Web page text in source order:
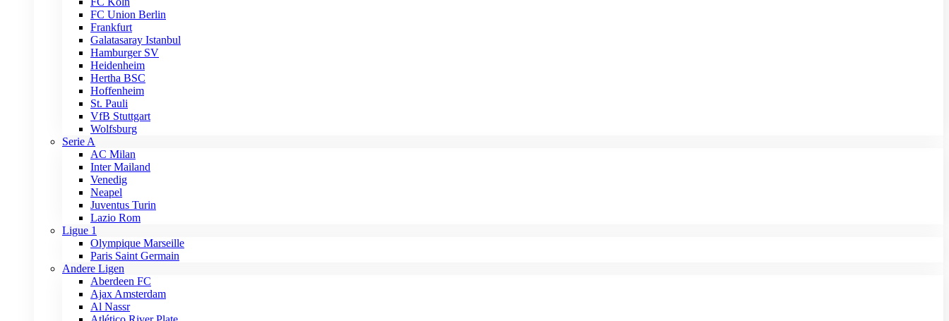
FC Union Berlin
Frankfurt
Galatasaray Istanbul
Hamburger SV
Heidenheim
Hertha BSC
Hoffenheim
St. Pauli
VfB Stuttgart
Wolfsburg
Serie A
AC Milan
Inter Mailand
Venedig
Neapel
Juventus Turin
Lazio Rom
Ligue 1
Olympique Marseille
Paris Saint Germain
Andere Ligen
Aberdeen FC
Ajax Amsterdam
Al Nassr